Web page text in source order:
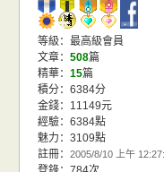
等級：最高級會員
文章： 508篇
精華： 15篇
積分：6384分
金錢：11149元
經驗：6384點
魅力：3109點
註冊：
2005/8/10 上午